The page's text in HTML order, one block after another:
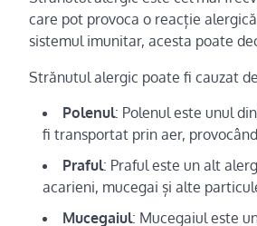
care pot provoca o reacție
sistemul imunitar, acesta poate
Strănutul alergic poate fi cauzat
Polenul: Polenul este unul
fi transportat prin aer,
Praful: Praful este un alt
acarieni, mucegai și alte
Mucegaiul: Mucegaiul este